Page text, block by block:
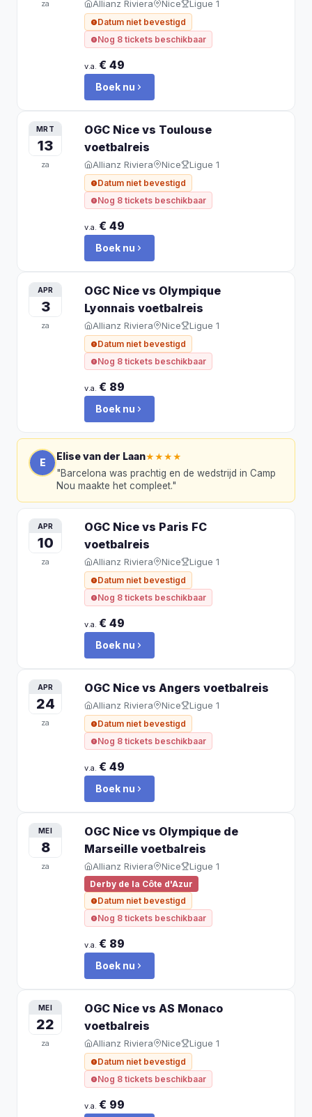
za Allianz Riviera Nice Ligue 1
Datum niet bevestigd
Nog 8 tickets beschikbaar
v.a. € 49
Boek nu
MRT
13
za
OGC Nice vs Toulouse
voetbalreis
Allianz Riviera Nice Ligue 1
Datum niet bevestigd
Nog 8 tickets beschikbaar
v.a. € 49
Boek nu
APR
3
za
OGC Nice vs Olympique
Lyonnais voetbalreis
Allianz Riviera Nice Ligue 1
Datum niet bevestigd
Nog 8 tickets beschikbaar
v.a. € 89
Boek nu
E
Elise van der Laan★★★★
"Barcelona was prachtig en de wedstrijd in Camp
Nou maakte het compleet."
APR
10
za
OGC Nice vs Paris FC
voetbalreis
Allianz Riviera Nice Ligue 1
Datum niet bevestigd
Nog 8 tickets beschikbaar
v.a. € 49
Boek nu
APR
24
za
OGC Nice vs Angers voetbalreis
Allianz Riviera Nice Ligue 1
Datum niet bevestigd
Nog 8 tickets beschikbaar
v.a. € 49
Boek nu
MEI
8
za
OGC Nice vs Olympique de
Marseille voetbalreis
Allianz Riviera Nice Ligue 1
Derby de la Côte d'Azur
Datum niet bevestigd
Nog 8 tickets beschikbaar
v.a. € 89
Boek nu
MEI
22
za
OGC Nice vs AS Monaco
voetbalreis
Allianz Riviera Nice Ligue 1
Datum niet bevestigd
Nog 8 tickets beschikbaar
v.a. € 99